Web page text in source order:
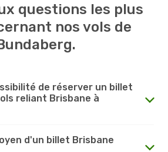
questions les plus
nos vols de
de réserver un billet
reliant Brisbane à
d'un billet Brisbane